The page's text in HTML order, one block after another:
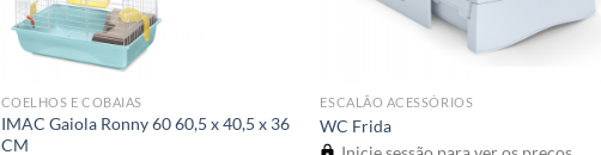
COELHOS E COBAIAS
IMAC Gaiola Ronny 60 60,5 x 40,5 x 36
CM
ESCALÃO ACESSÓRIOS
WC Frida